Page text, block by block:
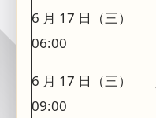
6 月 17 日（三）
06:00
6 月 17 日（三）
09:00